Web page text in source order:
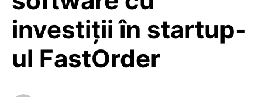
investiții în startup-
ul FastOrder